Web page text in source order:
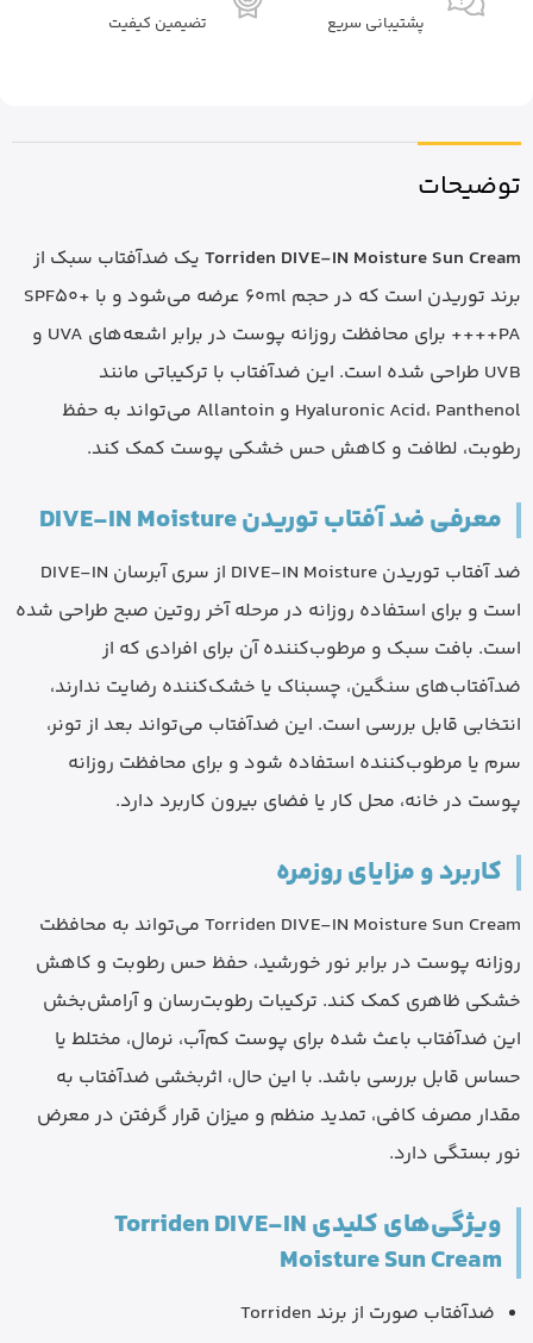
پشتیبانی سریع تضیمین کیفیت
توضیحات
Torriden DIVE-IN Moisture Sun Cream یک ضدآفتاب سبک از
برند توریدن است که در حجم 60ml عرضه می‌شود و با SPF50+
PA++++ برای محافظت روزانه پوست در برابر اشعه‌های UVA و
UVB طراحی شده است. این ضدآفتاب با ترکیباتی مانند
Hyaluronic Acid، Panthenol و Allantoin می‌تواند به حفظ
رطوبت، لطافت و کاهش حس خشکی پوست کمک کند.
معرفی ضد آفتاب توریدن DIVE-IN Moisture
ضد آفتاب توریدن DIVE-IN Moisture از سری آبرسان DIVE-IN
است و برای استفاده روزانه در مرحله آخر روتین صبح طراحی شده
است. بافت سبک و مرطوب‌کننده آن برای افرادی که از
ضدآفتاب‌های سنگین، چسبناک یا خشک‌کننده رضایت ندارند،
انتخابی قابل بررسی است. این ضدآفتاب می‌تواند بعد از تونر،
سرم یا مرطوب‌کننده استفاده شود و برای محافظت روزانه
پوست در خانه، محل کار یا فضای بیرون کاربرد دارد.
کاربرد و مزایای روزمره
Torriden DIVE-IN Moisture Sun Cream می‌تواند به محافظت
روزانه پوست در برابر نور خورشید، حفظ حس رطوبت و کاهش
خشکی ظاهری کمک کند. ترکیبات رطوبت‌رسان و آرامش‌بخش
این ضدآفتاب باعث شده برای پوست کم‌آب، نرمال، مختلط یا
حساس قابل بررسی باشد. با این حال، اثربخشی ضدآفتاب به
مقدار مصرف کافی، تمدید منظم و میزان قرار گرفتن در معرض
نور بستگی دارد.
ویژگی‌های کلیدی Torriden DIVE-IN
Moisture Sun Cream
ضدآفتاب صورت از برند Torriden